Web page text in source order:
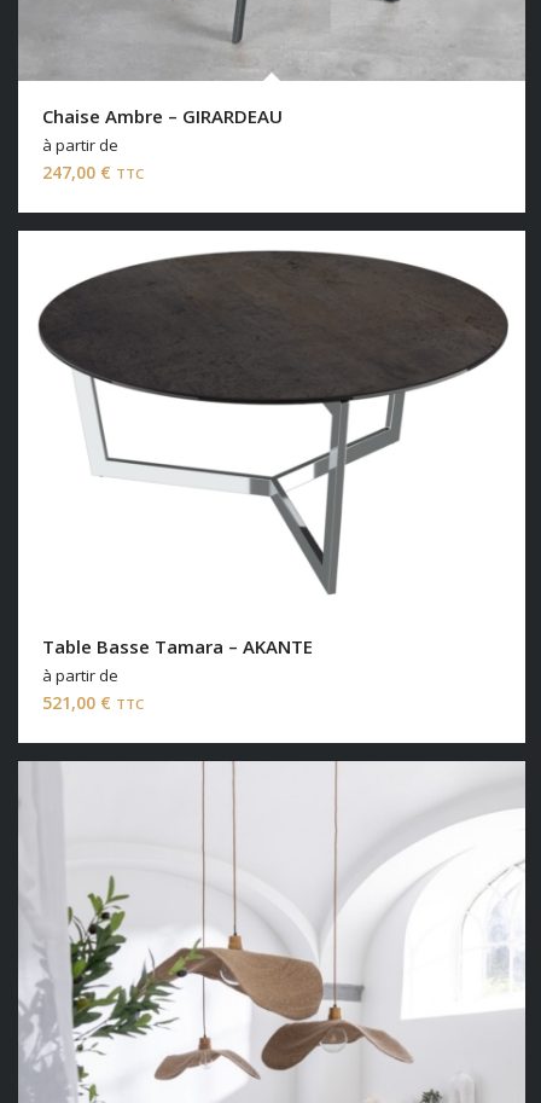
Chaise Ambre – GIRARDEAU
à partir de
247,00 € TTC
Table Basse Tamara – AKANTE
à partir de
521,00 € TTC